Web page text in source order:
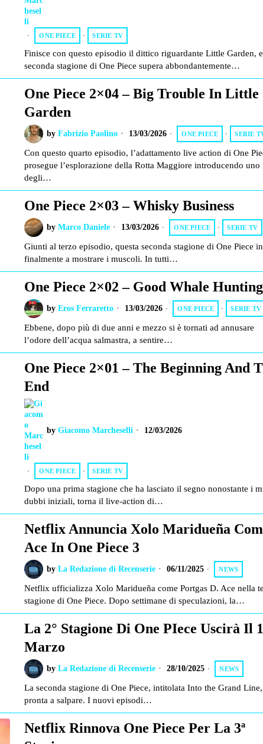
ONE PIECE · SERIE TV
Finisce con questo episodio il dittico riguardante Little Garden,
seconda stagione di One Piece supera abbondantemente…
One Piece 2×04 – Big Trouble In Little
Garden
by Fabrizio Paolino 13/03/2026 ONE PIECE · SERIE
Con questo quarto episodio, l’adattamento live action di One
prosegue l’esplorazione della Rotta Maggiore introducendo uno
degli…
One Piece 2×03 – Whisky Business
by Marco Daniele 13/03/2026 ONE PIECE · SERIE TV
Giunti al terzo episodio, questa seconda stagione di One Piece
finalmente a mostrare i muscoli. In tutti…
One Piece 2×02 – Good Whale Hunting
by Eros Ferraretto 13/03/2026 ONE PIECE · SERIE TV
Ebbene, dopo più di due anni e mezzo si è tornati ad annusare
l’odore dell’acqua salmastra, a sentire…
One Piece 2×01 – The Beginning And
End
by Giacomo Marcheselli 12/03/2026
ONE PIECE · SERIE TV
Dopo una prima stagione che ha lasciato il segno nonostante i
dubbi iniziali, torna il live-action di…
Netflix Annuncia Xolo Maridueña
Ace In One Piece 3
by La Redazione di Recenserie 06/11/2025 NEWS
Netflix ufficializza Xolo Maridueña come Portgas D. Ace nella
stagione di One Piece. Dopo settimane di speculazioni, la…
La 2° Stagione Di One PIece Uscirà Il
Marzo
by La Redazione di Recenserie 28/10/2025 NEWS
La seconda stagione di One Piece, intitolata Into the Grand Line,
pronta a salpare. I nuovi episodi…
Netflix Rinnova One Piece Per La 3ª